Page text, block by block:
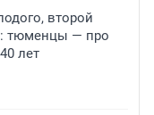
второй
тюменцы — про
лет